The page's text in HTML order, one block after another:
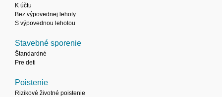
K účtu
Bez výpovednej lehoty
S výpovednou lehotou
Stavebné sporenie
Štandardné
Pre deti
Poistenie
Rizikové životné poistenie